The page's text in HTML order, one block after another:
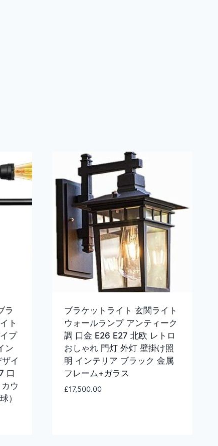
ラ
ト
プ
ン
イ
口
ウ
）
ブラケットライト 玄関ライト
ウォールランプ アンティーク
調 口金 E26 E27 北欧 レトロ
おしゃれ 門灯 外灯 壁掛け照
明 インテリア ブラック 金属
フレーム+ガラス
£17,500.00